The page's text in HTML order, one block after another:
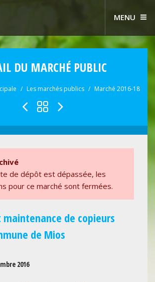
MENU
DU MARCHÉ PUBLIC
Les marchés publics Marché 2016-18
de dépôt est dépassée, les
pour ce marché sont fermées.
de copieurs
de Mios
2016